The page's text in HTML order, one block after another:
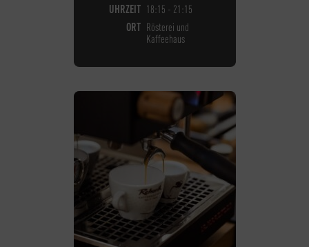
UHRZEIT 18:15 - 21:15
ORT Rösterei und
Kaffeehaus